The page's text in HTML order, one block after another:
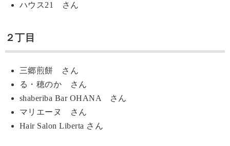
ハウス21 さん
２丁目
三郷煎餅 さん
る・穂のか さん
shaberiba Bar OHANA さん
マリエーヌ さん
Hair Salon Liberta さん